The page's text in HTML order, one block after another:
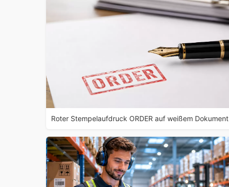
Roter Stempelaufdruck ORDER auf weißem Dokument